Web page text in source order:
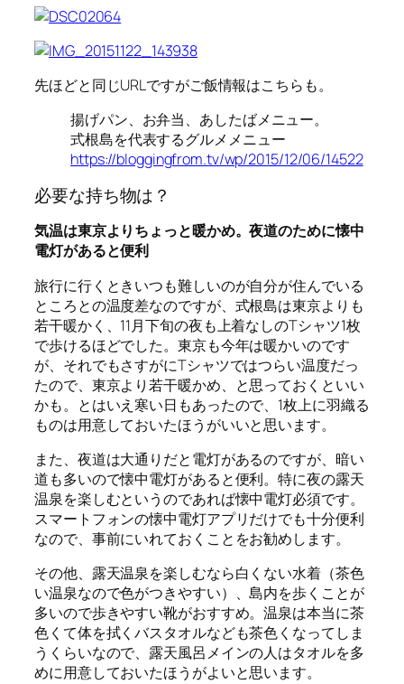
先ほどと同じURLですがご飯情報はこちらも。
揚げパン、お弁当、あしたばメニュー。
式根島を代表するグルメメニュー
https://bloggingfrom.tv/wp/2015/12/06/14522
必要な持ち物は？
気温は東京よりちょっと暖かめ。夜道のために懐中
電灯があると便利
旅行に行くときいつも難しいのが自分が住んでいる
ところとの温度差なのですが、式根島は東京よりも
若干暖かく、11月下旬の夜も上着なしのTシャツ1枚
で歩けるほどでした。東京も今年は暖かいのです
が、それでもさすがにTシャツではつらい温度だっ
たので、東京より若干暖かめ、と思っておくといい
かも。とはいえ寒い日もあったので、1枚上に羽織る
ものは用意しておいたほうがいいと思います。
また、夜道は大通りだと電灯があるのですが、暗い
道も多いので懐中電灯があると便利。特に夜の露天
温泉を楽しむというのであれば懐中電灯必須です。
スマートフォンの懐中電灯アプリだけでも十分便利
なので、事前にいれておくことをお勧めします。
その他、露天温泉を楽しむなら白くない水着（茶色
い温泉なので色がつきやすい）、島内を歩くことが
多いので歩きやすい靴がおすすめ。温泉は本当に茶
色くて体を拭くバスタオルなども茶色くなってしま
うくらいなので、露天風呂メインの人はタオルを多
めに用意しておいたほうがよいと思います。